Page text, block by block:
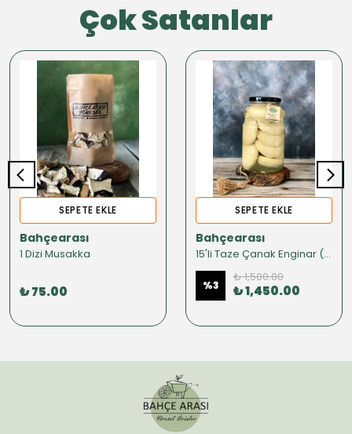
Çok Satanlar
SEPETE EKLE
Bahçearası
1 Dizi Musakka
₺ 75.00
SEPETE EKLE
Bahçearası
15'li Taze Çanak Enginar (KONSERVE)
%3
₺ 1,500.00
₺ 1,450.00